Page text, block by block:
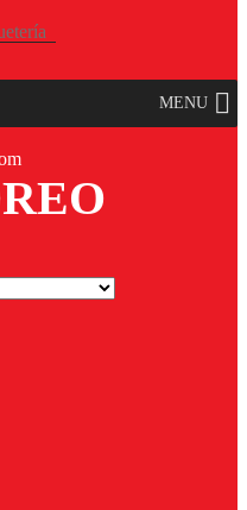
MENU